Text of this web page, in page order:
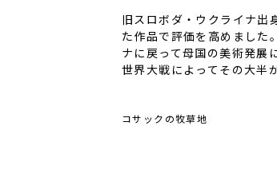
旧スロボダ・ウクライナ出
た作品で評価を高めました
ナに戻って母国の美術発展
世界大戦によってその大半
コサックの牧草地